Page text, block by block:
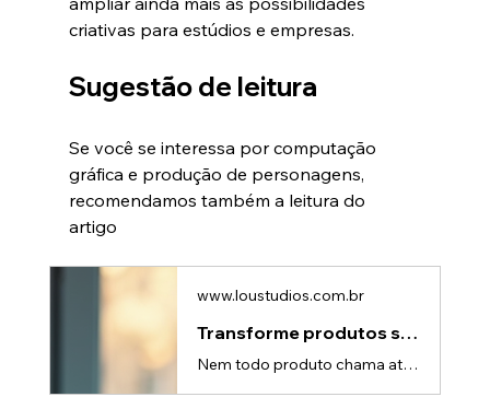
criativas para estúdios e empresas.
Sugestão de leitura
Se você se interessa por computação
gráfica e produção de personagens,
recomendamos também a leitura do
artigo
www.loustudios.com.br
Transforme produtos simples em impactantes com 3D - Lou Studios
Nem todo produto chama atenção à primeira vista. Uma peça industrial, um eletrodoméstico ou até um pequeno componente pode parecer simples em uma fotografia comum. Mas sua apresentação não precisa ser.Com a animação 3D para produtos, é possível transformar objetos cotidianos em experiências visuais impactantes, revelando detalhes, tecnologias e diferenciais que normalmente passariam despercebidos.Neste artigo, você vai entender como transformar um produto simples em algo impressionante com anima